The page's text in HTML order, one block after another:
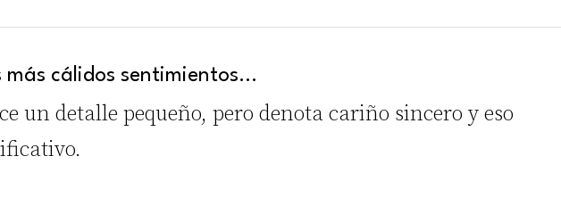
más cálidos sentimientos…
un detalle pequeño, pero denota cariño sincero y eso